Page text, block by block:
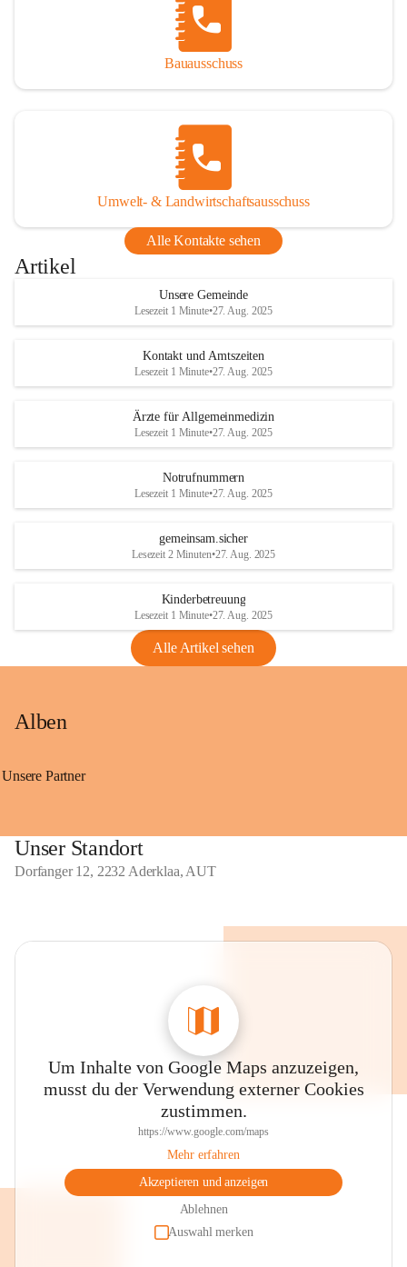
Bauausschuss
Umwelt- & Landwirtschaftsausschuss
Alle Kontakte sehen
Artikel
Unsere Gemeinde
Lesezeit 1 Minute•27. Aug. 2025
Kontakt und Amtszeiten
Lesezeit 1 Minute•27. Aug. 2025
Ärzte für Allgemeinmedizin
Lesezeit 1 Minute•27. Aug. 2025
Notrufnummern
Lesezeit 1 Minute•27. Aug. 2025
gemeinsam.sicher
Lesezeit 2 Minuten•27. Aug. 2025
Kinderbetreuung
Lesezeit 1 Minute•27. Aug. 2025
Alle Artikel sehen
Alben
Unsere Partner
Unser Standort
Dorfanger 12, 2232 Aderklaa, AUT
Um Inhalte von Google Maps anzuzeigen,
musst du der Verwendung externer Cookies
zustimmen.
https://www.google.com/maps
Mehr erfahren
Akzeptieren und anzeigen
Ablehnen
Auswahl merken